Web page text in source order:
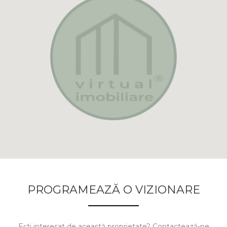
PROGRAMEAZĂ O VIZIONARE